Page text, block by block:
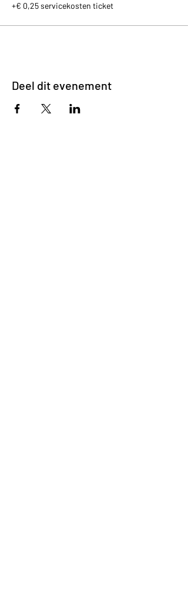
+€ 0,25 servicekosten ticket
Deel dit evenement